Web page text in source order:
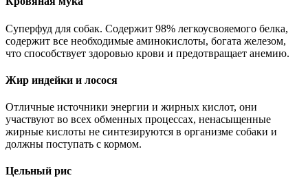
Суперфуд для собак. Содержит 98% легкоусвояемого белка,
содержит все необходимые аминокислоты, богата железом,
что способствует здоровью крови и предотвращает анемию.
Жир индейки и лосося
Отличные источники энергии и жирных кислот, они
участвуют во всех обменных процессах, ненасыщенные
жирные кислоты не синтезируются в организме собаки и
должны поступать с кормом.
Цельный рис